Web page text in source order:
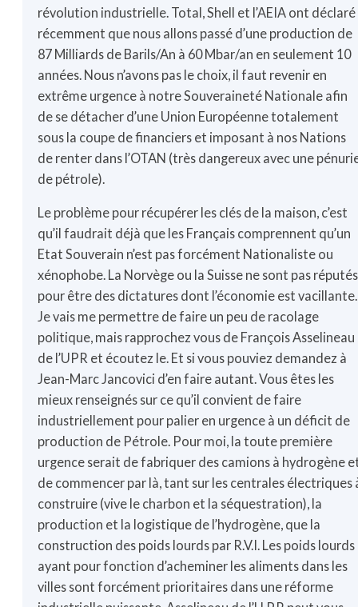
révolution industrielle. Total, Shell et l’AEIA ont déclaré
récemment que nous allons passé d’une production de
87 Milliards de Barils/An à 60 Mbar/an en seulement 10
années. Nous n’avons pas le choix, il faut revenir en
extrême urgence à notre Souveraineté Nationale afin
de se détacher d’une Union Européenne totalement
sous la coupe de financiers et imposant à nos Nations
de renter dans l’OTAN (très dangereux avec une
de pétrole).
Le problème pour récupérer les clés de la maison, c’est
qu’il faudrait déjà que les Français comprennent qu’un
Etat Souverain n’est pas forcément Nationaliste ou
xénophobe. La Norvège ou la Suisse ne sont pas réputés
pour être des dictatures dont l’économie est vacillante.
Je vais me permettre de faire un peu de racolage
politique, mais rapprochez vous de François Asselineau
de l’UPR et écoutez le. Et si vous pouviez demandez à
Jean-Marc Jancovici d’en faire autant. Vous êtes les
mieux renseignés sur ce qu’il convient de faire
industriellement pour palier en urgence à un déficit de
production de Pétrole. Pour moi, la toute première
urgence serait de fabriquer des camions à hydrogène
de commencer par là, tant sur les centrales électriques
construire (vive le charbon et la séquestration), la
production et la logistique de l’hydrogène, que la
construction des poids lourds par R.V.I. Les poids lourds
ayant pour fonction d’acheminer les aliments dans les
villes sont forcément prioritaires dans une réforme